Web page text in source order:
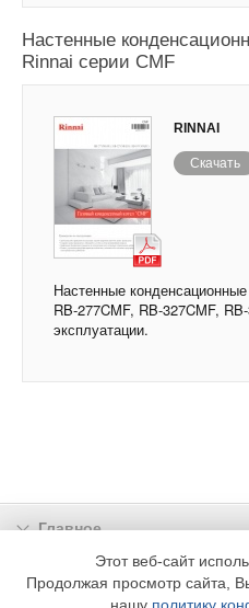
Настенные
Rinnai серии CMF
RINNAI
Скачать
Настенные
RB-277CMF, RB-327CMF,
эксплуатации.
Главное
Подписка
Информация
Этот веб-сайт
Продолжая просмотр сайта,